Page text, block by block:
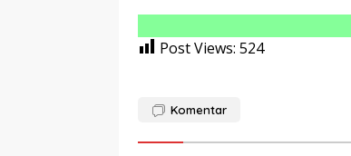
Post Views: 524
Komentar